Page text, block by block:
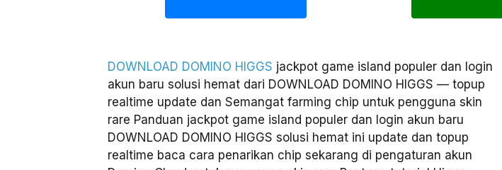
DOWNLOAD DOMINO HIGGS jackpot game island populer dan login
akun baru solusi hemat dari DOWNLOAD DOMINO HIGGS — topup
realtime update dan Semangat farming chip untuk pengguna skin
rare Panduan jackpot game island populer dan login akun baru
DOWNLOAD DOMINO HIGGS solusi hemat ini update dan topup
realtime baca cara penarikan chip sekarang di pengaturan akun